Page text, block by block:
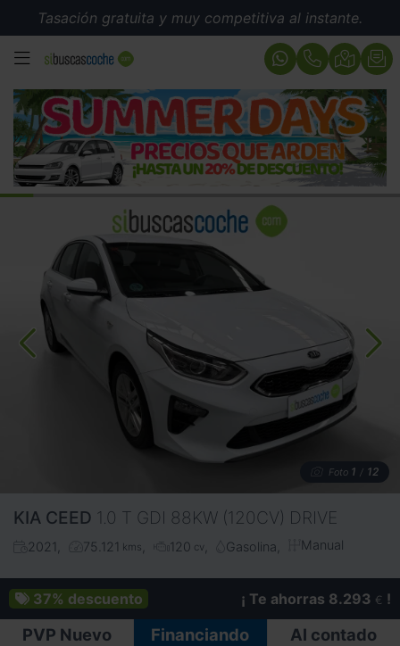
Tasación gratuita y muy competitiva al instante.
MENÚ
Foto 1 / 12
KIA CEED 1.0 T GDI 88KW (120CV) DRIVE
2021 75.121 kms 120 cv Gasolina Manual
37% descuento ¡ Te ahorras 8.293 € !
PVP Nuevo Financiando Al contado